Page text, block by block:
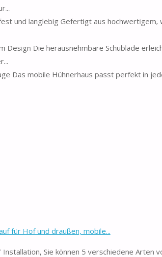
und langlebig Gefertigt aus
Design Die herausnehmbare Schublade
Das mobile Hühnerhaus passt perfekt in
für Hof und draußen, mobile...
Installation, Sie können 5 verschiedene